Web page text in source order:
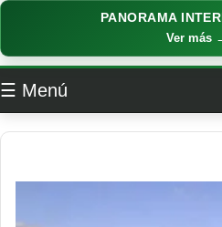
PANORAMA
Ver más
☰ Menú